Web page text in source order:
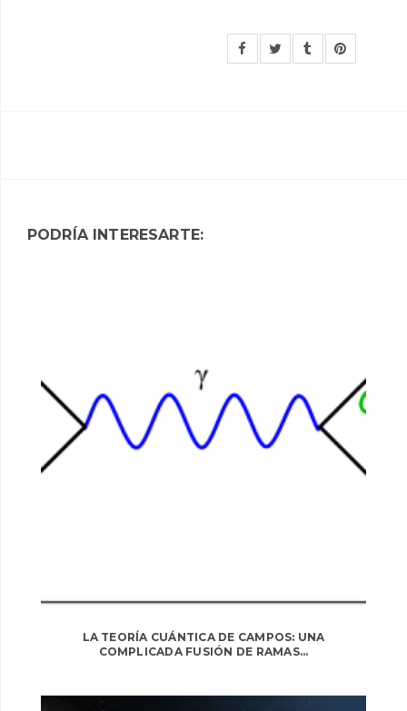
PODRÍA INTERESARTE:
LA TEORÍA CUÁNTICA DE CAMPOS: UNA
COMPLICADA FUSIÓN DE RAMAS...